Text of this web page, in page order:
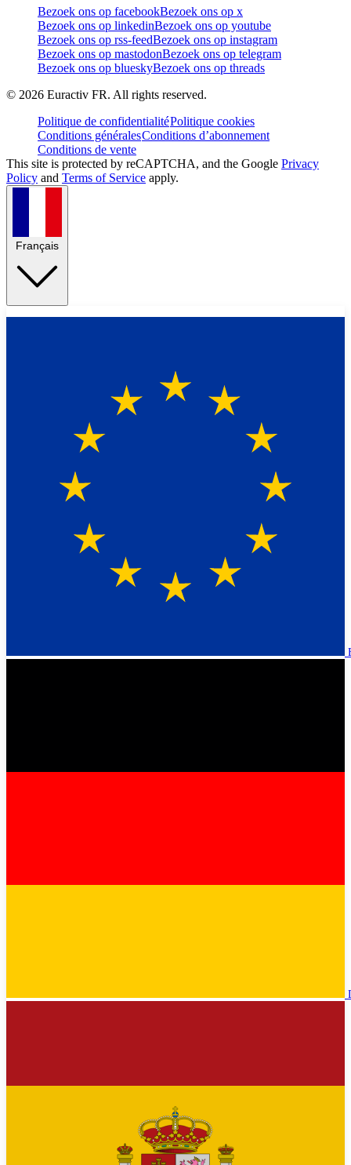
Bezoek ons op facebookBezoek ons op x
Bezoek ons op linkedinBezoek ons op youtube
Bezoek ons op rss-feedBezoek ons op instagram
Bezoek ons op mastodonBezoek ons op telegram
Bezoek ons op blueskyBezoek ons op threads
© 2026 Euractiv FR. All rights reserved.
Politique de confidentialitéPolitique cookies
Conditions généralesConditions d’abonnement
Conditions de vente
This site is protected by reCAPTCHA, and the Google Privacy
Policy and Terms of Service apply.
Français